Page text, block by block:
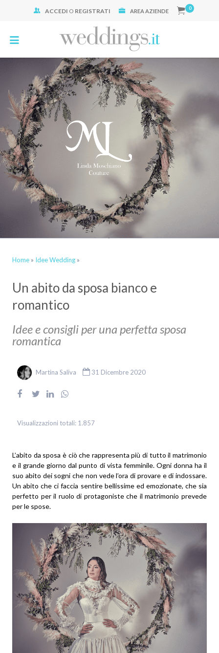
ACCEDI O REGISTRATI AREA AZIENDE 0
Home » Idee Wedding »
Un abito da sposa bianco e
romantico
Idee e consigli per una perfetta sposa
romantica
Martina Saliva 31 Dicembre 2020
Visualizzazioni totali: 1.857
L’abito da sposa è ciò che rappresenta più di tutto il matrimonio
e il grande giorno dal punto di vista femminile. Ogni donna ha il
suo abito dei sogni che non vede l’ora di provare e di indossare.
Un abito che ci faccia sentire bellissime ed emozionate, che sia
perfetto per il ruolo di protagoniste che il matrimonio prevede
per le spose.